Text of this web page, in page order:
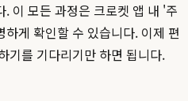
이 모든 과정은 크로켓 앱 내 '주
게 확인할 수 있습니다. 이제 편
기를 기다리기만 하면 됩니다.